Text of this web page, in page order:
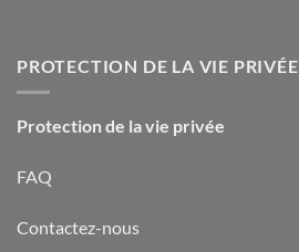
PROTECTION DE LA VIE PRIVÉE
Protection de la vie privée
FAQ
Contactez-nous